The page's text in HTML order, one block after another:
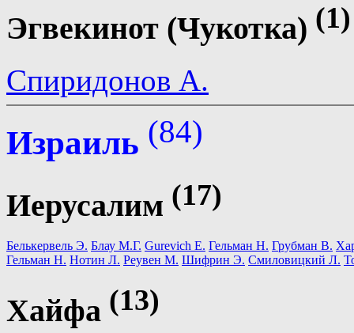
Эгвекинот (Чукотка) (1)
Спиридонов А.
Израиль (84)
Иерусалим (17)
Белькервель Э. Блау М.Г. Gurevich E. Гельман Н. Грубман В.
Гельман Н. Нотин Л. Реувен М. Шифрин Э. Смиловицкий Л.
Хайфа (13)